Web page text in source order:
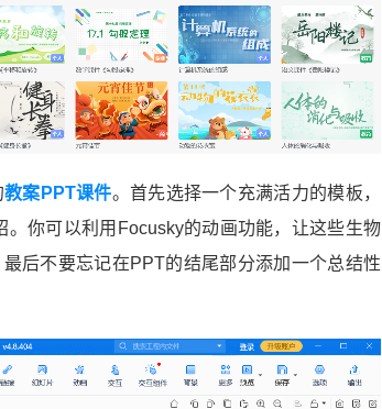
教案PPT课件。首先选择一个充满活力的模板，
你可以利用Focusky的动画功能，让这些生物
后不要忘记在PPT的结尾部分添加一个总结性